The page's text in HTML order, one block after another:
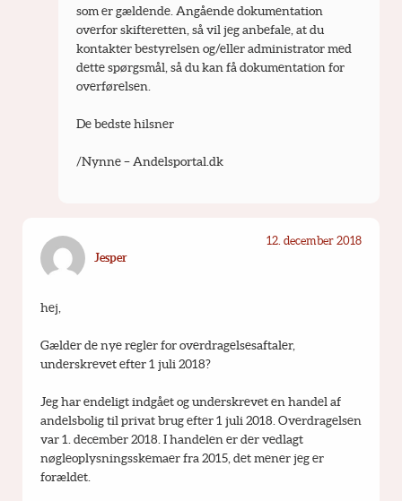
som er gældende. Angående dokumentation
overfor skifteretten, så vil jeg anbefale, at du
kontakter bestyrelsen og/eller administrator med
dette spørgsmål, så du kan få dokumentation for
overførelsen.
De bedste hilsner
/Nynne – Andelsportal.dk
Jesper
12. december 2018
hej,
Gælder de nye regler for overdragelsesaftaler,
underskrevet efter 1 juli 2018?
Jeg har endeligt indgået og underskrevet en handel af
andelsbolig til privat brug efter 1 juli 2018. Overdragelsen
var 1. december 2018. I handelen er der vedlagt
nøgleoplysningsskemaer fra 2015, det mener jeg er
forældet.